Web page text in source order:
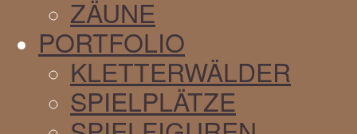
ZÄUNE
PORTFOLIO
KLETTERWÄLDER
SPIELPLÄTZE